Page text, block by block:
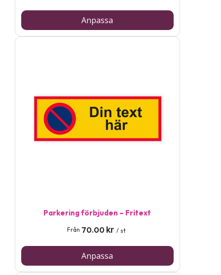
Anpassa
Parkering förbjuden – Fritext
Från 70.00 kr / st
Anpassa